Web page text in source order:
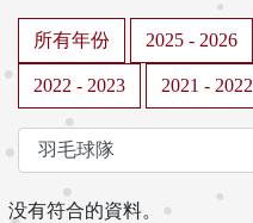
所有年份 2025 - 2026
2022 - 2023 2021 - 2022
没有符合的資料。